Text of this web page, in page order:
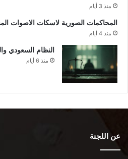
منذ 3 أيام
المحاكمات الصورية لاسكات الاصوات
منذ 4 أيام
النظام السعودي
منذ 6 أيام
عن اللجنة